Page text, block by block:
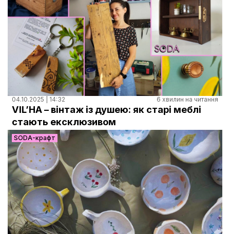
Спецпроєкти
Slow news
Місто
Про нас
Редакційна політика
Правила використання матеріалів
Документи
04.10.2025 | 14:32 6 хвилин на читання
VIL’HA – вінтаж із душею: як старі меблі
стають ексклюзивом
SODA-крафт